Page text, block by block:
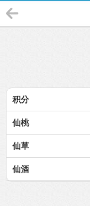
积分
仙桃
仙草
仙酒